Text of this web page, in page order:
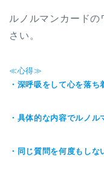
ルノルマンカード
さい。
≪心得≫
・深呼吸をして心を落ち
・具体的な内容でルノ
・同じ質問を何度もしな